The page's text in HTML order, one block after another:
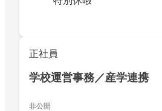
正社員
学校運営事務／産学連携
非公開